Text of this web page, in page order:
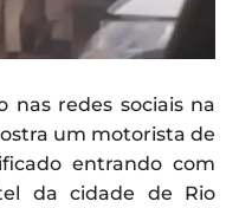
nas redes sociais na
um motorista de
entrando com
da cidade de Rio